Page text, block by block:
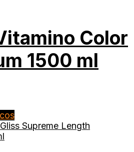
Color
1500 ml